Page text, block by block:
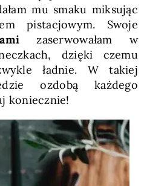
mu smaku miksując
pistacjowym. Swoje
zaserwowałam w
dzięki czemu
ładnie. W takiej
ozdobą każdego
koniecznie!